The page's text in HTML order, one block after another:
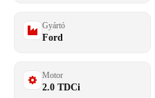
Gyártó
Ford
Motor
2.0 TDCi